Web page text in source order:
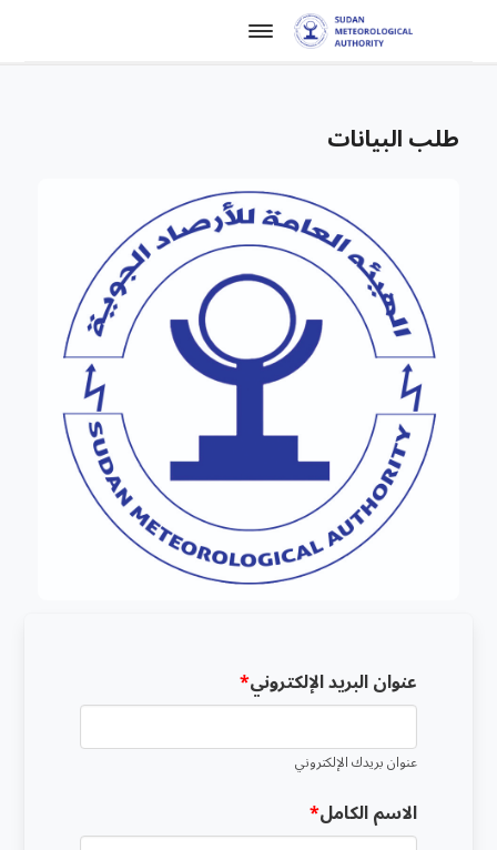
طلب البيانات
عنوان البريد الإلكتروني
عنوان بريدك الإلكتروني
الاسم الكامل